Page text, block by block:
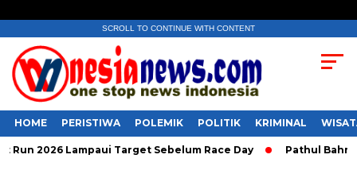
SCROLL TO CONTINUE WITH CONTENT
HOME PERISTIWA POLEMIK POLITIK KRIMINAL
2026 Lampaui Target Sebelum Race Day Pathul Bahri